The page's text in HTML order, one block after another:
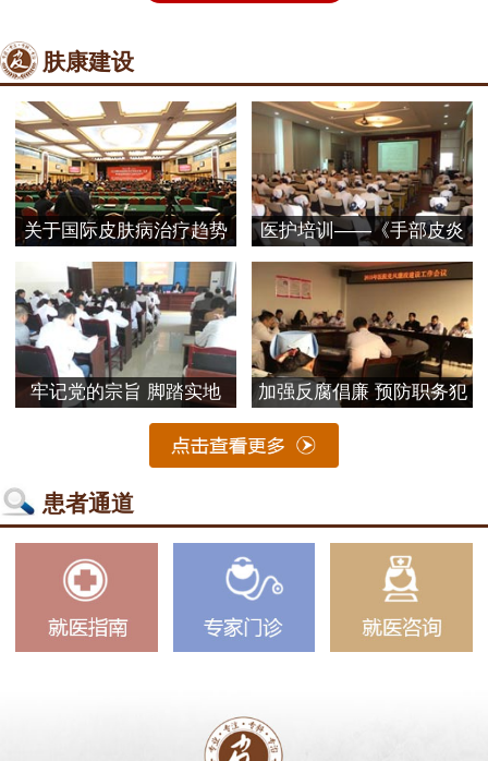
肤康建设
关于国际皮肤病治疗趋势
探
医护培训——《手部皮炎
的
牢记党的宗旨 脚踏实地 加强反腐倡廉 预防职务犯
患者通道